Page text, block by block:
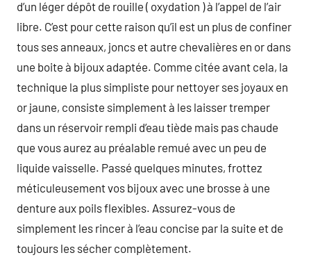
d’un léger dépôt de rouille ( oxydation ) à l’appel de l’air
libre. C’est pour cette raison qu’il est un plus de confiner
tous ses anneaux, joncs et autre chevalières en or dans
une boite à bijoux adaptée. Comme citée avant cela, la
technique la plus simpliste pour nettoyer ses joyaux en
or jaune, consiste simplement à les laisser tremper
dans un réservoir rempli d’eau tiède mais pas chaude
que vous aurez au préalable remué avec un peu de
liquide vaisselle. Passé quelques minutes, frottez
méticuleusement vos bijoux avec une brosse à une
denture aux poils flexibles. Assurez-vous de
simplement les rincer à l’eau concise par la suite et de
toujours les sécher complètement.